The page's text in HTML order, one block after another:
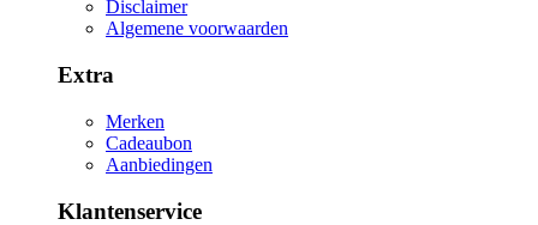
Disclaimer
Algemene voorwaarden
Extra
Merken
Cadeaubon
Aanbiedingen
Klantenservice